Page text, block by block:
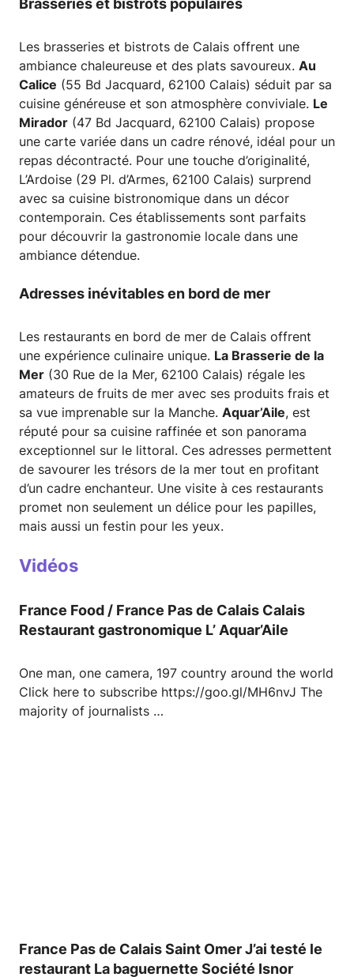
Brasseries et bistrots populaires
Les brasseries et bistrots de Calais offrent une
ambiance chaleureuse et des plats savoureux. Au
Calice (55 Bd Jacquard, 62100 Calais) séduit par sa
cuisine généreuse et son atmosphère conviviale. Le
Mirador (47 Bd Jacquard, 62100 Calais) propose
une carte variée dans un cadre rénové, idéal pour un
repas décontracté. Pour une touche d’originalité,
L’Ardoise (29 Pl. d’Armes, 62100 Calais) surprend
avec sa cuisine bistronomique dans un décor
contemporain. Ces établissements sont parfaits
pour découvrir la gastronomie locale dans une
ambiance détendue.
Adresses inévitables en bord de mer
Les restaurants en bord de mer de Calais offrent
une expérience culinaire unique. La Brasserie de la
Mer (30 Rue de la Mer, 62100 Calais) régale les
amateurs de fruits de mer avec ses produits frais et
sa vue imprenable sur la Manche. Aquar’Aile, est
réputé pour sa cuisine raffinée et son panorama
exceptionnel sur le littoral. Ces adresses permettent
de savourer les trésors de la mer tout en profitant
d’un cadre enchanteur. Une visite à ces restaurants
promet non seulement un délice pour les papilles,
mais aussi un festin pour les yeux.
Vidéos
France Food / France Pas de Calais Calais
Restaurant gastronomique L’ Aquar’Aile
One man, one camera, 197 country around the world
Click here to subscribe https://goo.gl/MH6nvJ The
majority of journalists …
France Pas de Calais Saint Omer J’ai testé le
restaurant La baguernette Société Isnor